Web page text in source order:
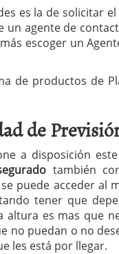
es la de solicitar
un agente de
escoger un
de productos de
de
a disposición
también
puede acceder al
tener que
altura es mas que
no puedan o no
les está por llegar.